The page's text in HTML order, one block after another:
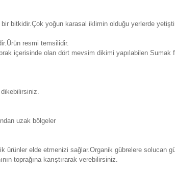
bitkidir.Çok yoğun karasal iklimin olduğu yerlerde
resmi temsilidir.
içerisinde olan dört mevsim dikimi yapılabilen Sumak
dikebilirsiniz.
uzak bölgeler
ürünler elde etmenizi sağlar.Organik gübrelere solucan
toprağına karıştırarak verebilirsiniz.